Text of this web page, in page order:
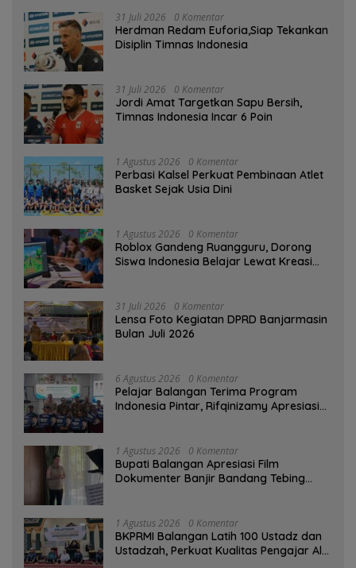
31 Juli 2026 0 Komentar
Herdman Redam Euforia,Siap Tekankan
Disiplin Timnas Indonesia
31 Juli 2026 0 Komentar
Jordi Amat Targetkan Sapu Bersih,
Timnas Indonesia Incar 6 Poin
1 Agustus 2026 0 Komentar
Perbasi Kalsel Perkuat Pembinaan Atlet
Basket Sejak Usia Dini
1 Agustus 2026 0 Komentar
Roblox Gandeng Ruangguru, Dorong
Siswa Indonesia Belajar Lewat Kreasi
31 Juli 2026 0 Komentar
Lensa Foto Kegiatan DPRD Banjarmasin
Bulan Juli 2026
6 Agustus 2026 0 Komentar
Pelajar Balangan Terima Program
Indonesia Pintar, Rifqinizamy Apresiasi
1 Agustus 2026 0 Komentar
Bupati Balangan Apresiasi Film
Dokumenter Banjir Bandang Tebing
1 Agustus 2026 0 Komentar
BKPRMI Balangan Latih 100 Ustadz dan
Ustadzah, Perkuat Kualitas Pengajar Al-